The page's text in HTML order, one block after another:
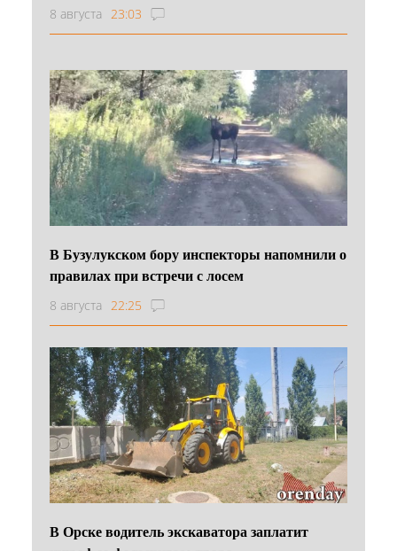
8 августа 23:03
В Бузулукском бору инспекторы напомнили о
правилах при встречи с лосем
8 августа 22:25
В Орске водитель экскаватора заплатит